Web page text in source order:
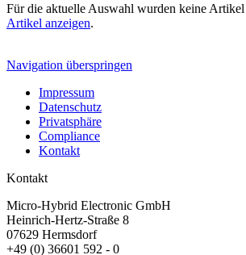
Für die aktuelle Auswahl wurden keine Artikel
Artikel anzeigen.
Navigation überspringen
Impressum
Datenschutz
Privatsphäre
Compliance
Kontakt
Kontakt
Micro-Hybrid Electronic GmbH
Heinrich-Hertz-Straße 8
07629 Hermsdorf
+49 (0) 36601 592 - 0